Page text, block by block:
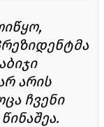
არის
ჩვენი